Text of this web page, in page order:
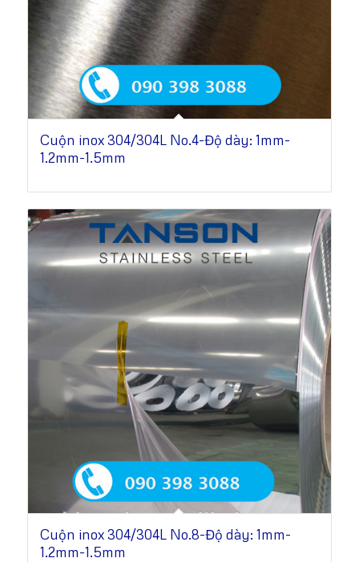
Cuộn inox 304/304L No.4-Độ dày: 1mm-
1.2mm-1.5mm
Cuộn inox 304/304L No.8-Độ dày: 1mm-
1.2mm-1.5mm